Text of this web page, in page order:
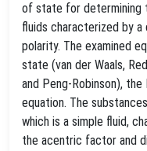
of state for determining
fluids characterized by
polarity. The examined
state (van der Waals,
and Peng-Robinson),
equation. The
which is a simple fluid,
the acentric factor and